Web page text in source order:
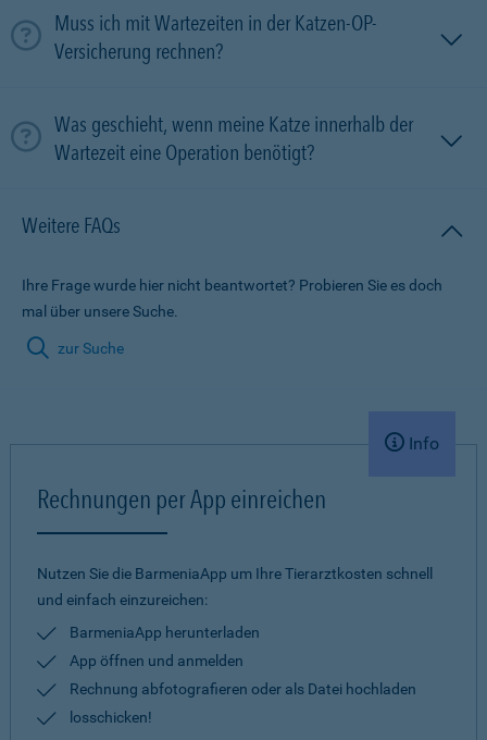
Muss ich mit Wartezeiten in der Katzen-OP-
Versicherung rechnen?
Was geschieht, wenn meine Katze innerhalb der
Wartezeit eine Operation benötigt?
Weitere FAQs
Ihre Frage wurde hier nicht beantwortet? Probieren Sie es doch
mal über unsere Suche.
zur Suche
Info
Rechnungen per App einreichen
Nutzen Sie die BarmeniaApp um Ihre Tierarztkosten schnell
und einfach einzureichen:
BarmeniaApp herunterladen
App öffnen und anmelden
Rechnung abfotografieren oder als Datei hochladen
losschicken!